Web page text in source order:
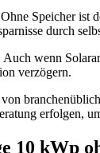
Speicher
durch
wenn
verzögern.
erfolgen,
10 kWp